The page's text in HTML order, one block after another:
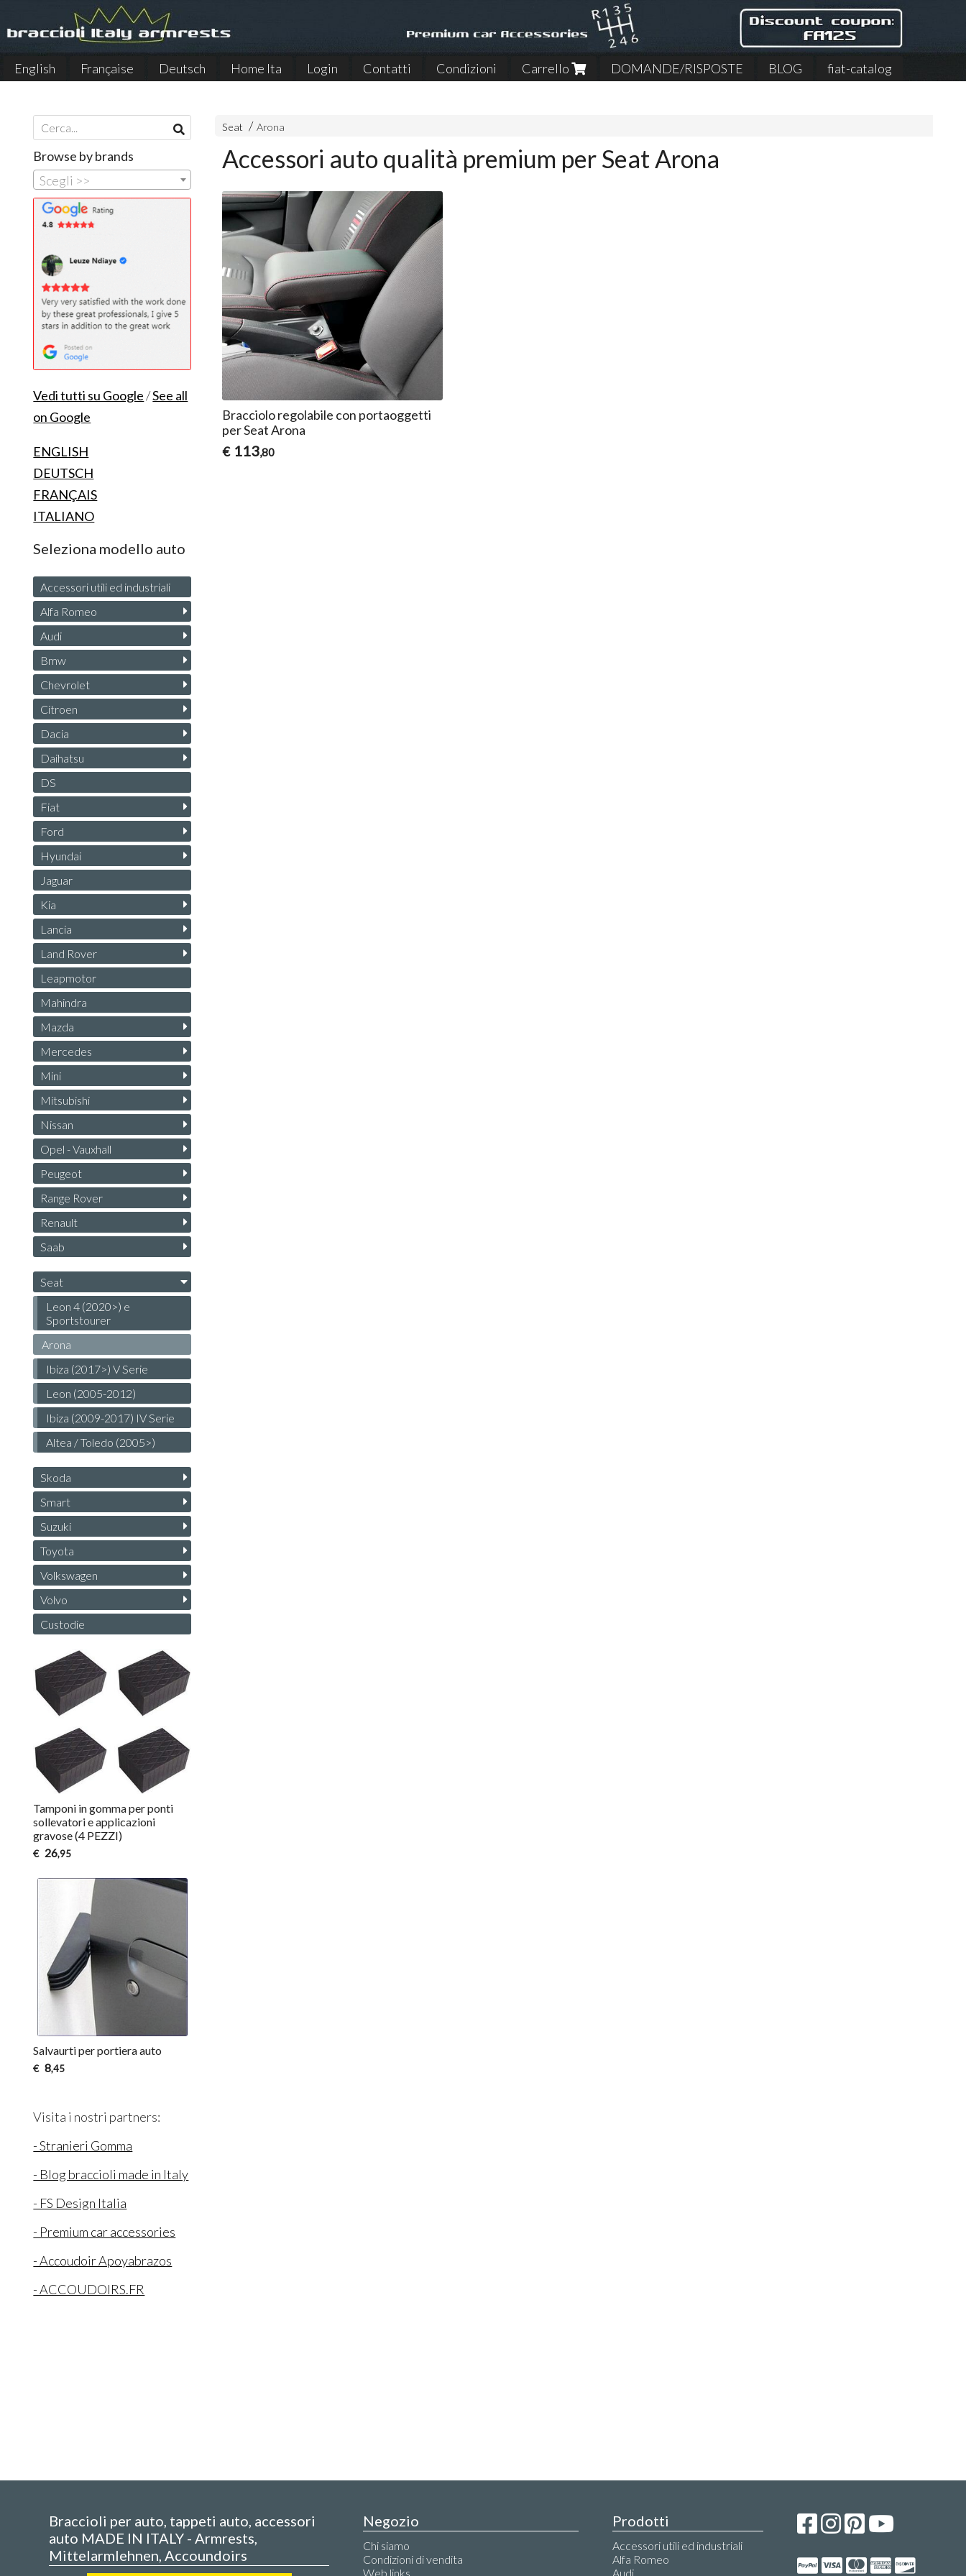
English Française Deutsch Home Ita Login Contatti Condizioni Carrello DOMANDE/RISPOSTE BLOG
fiat-catalog
Seat Arona
Accessori auto qualità premium per Seat Arona
Bracciolo regolabile con portaoggetti
per Seat Arona
€ 113,80
Browse by brands
Scegli >>
Vedi tutti su Google/See all
on Google
ENGLISH
DEUTSCH
FRANÇAIS
ITALIANO
Seleziona modello auto
Accessori utili ed industriali
Alfa Romeo
Audi
Bmw
Chevrolet
Citroen
Dacia
Daihatsu
DS
Fiat
Ford
Hyundai
Jaguar
Kia
Lancia
Land Rover
Leapmotor
Mahindra
Mazda
Mercedes
Mini
Mitsubishi
Nissan
Opel - Vauxhall
Peugeot
Range Rover
Renault
Saab
Seat
Leon 4 (2020>) e
Sportstourer
Arona
Ibiza (2017>) V Serie
Leon (2005-2012)
Ibiza (2009-2017) IV Serie
Altea / Toledo (2005>)
Skoda
Smart
Suzuki
Toyota
Volkswagen
Volvo
Custodie
Tamponi in gomma per ponti
sollevatori e applicazioni
gravose (4 PEZZI)
€ 26,95
Salvaurti per portiera auto
€ 8,45
Visita i nostri partners:
- Stranieri Gomma
- Blog braccioli made in Italy
- FS Design Italia
- Premium car accessories
- Accoudoir Apoyabrazos
- ACCOUDOIRS.FR
Braccioli per auto, tappeti auto, accessori
auto MADE IN ITALY - Armrests,
Mittelarmlehnen, Accoundoirs
Negozio
Chi siamo
Condizioni di vendita
Web links
Prodotti
Accessori utili ed industriali
Alfa Romeo
Audi